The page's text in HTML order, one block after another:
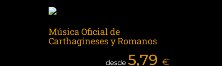
Música Oficial de
Carthagineses y Romanos
desde 5,79 €